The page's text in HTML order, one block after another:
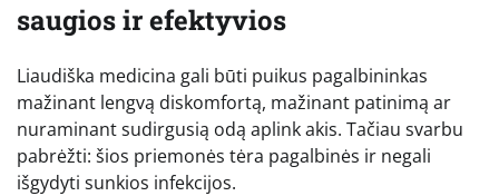
saugios ir efektyvios
Liaudiška medicina gali būti puikus pagalbininkas
mažinant lengvą diskomfortą, mažinant patinimą ar
nuraminant sudirgusią odą aplink akis. Tačiau svarbu
pabrėžti: šios priemonės tėra pagalbinės ir negali
išgydyti sunkios infekcijos.